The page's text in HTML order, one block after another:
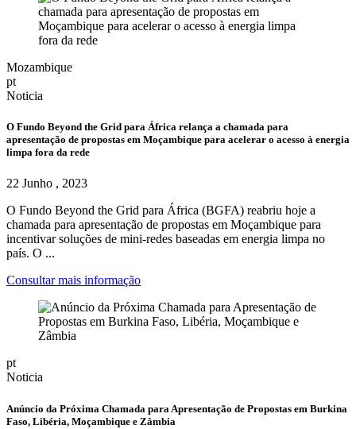
Mozambique
pt
Noticia
O Fundo Beyond the Grid para África relança a chamada para
apresentação de propostas em Moçambique para acelerar o acesso à energia
limpa fora da rede
22 Junho , 2023
O Fundo Beyond the Grid para África (BGFA) reabriu hoje a
chamada para apresentação de propostas em Moçambique para
incentivar soluções de mini-redes baseadas em energia limpa no
país. O ...
Consultar mais informação
pt
Noticia
Anúncio da Próxima Chamada para Apresentação de Propostas em Burkina
Faso, Libéria, Moçambique e Zâmbia